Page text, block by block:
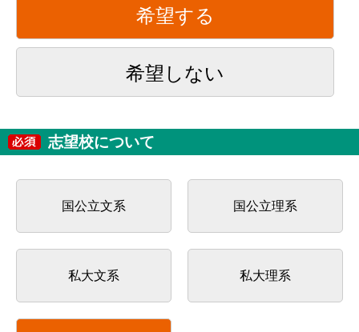
希望する
希望しない
志望校について
国公立文系 国公立理系
私大文系 私大理系